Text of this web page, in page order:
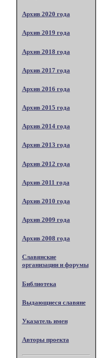
Архив 2020 года
Архив 2019 года
Архив 2018 года
Архив 2017 года
Архив 2016 года
Архив 2015 года
Архив 2014 года
Архив 2013 года
Архив 2012 года
Архив 2011 года
Архив 2010 года
Архив 2009 года
Архив 2008 года
Славянские
организации и форумы
Библиотека
Выдающиеся славяне
Указатель имен
Авторы проекта